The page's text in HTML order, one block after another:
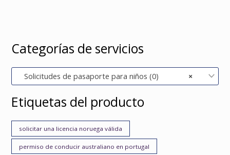
Categorías de servicios
×
Solicitudes de pasaporte para niños (0)
Etiquetas del producto
solicitar una licencia noruega válida
permiso de conducir australiano en portugal